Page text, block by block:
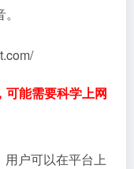
可能需要科学上网
户可以在平台上